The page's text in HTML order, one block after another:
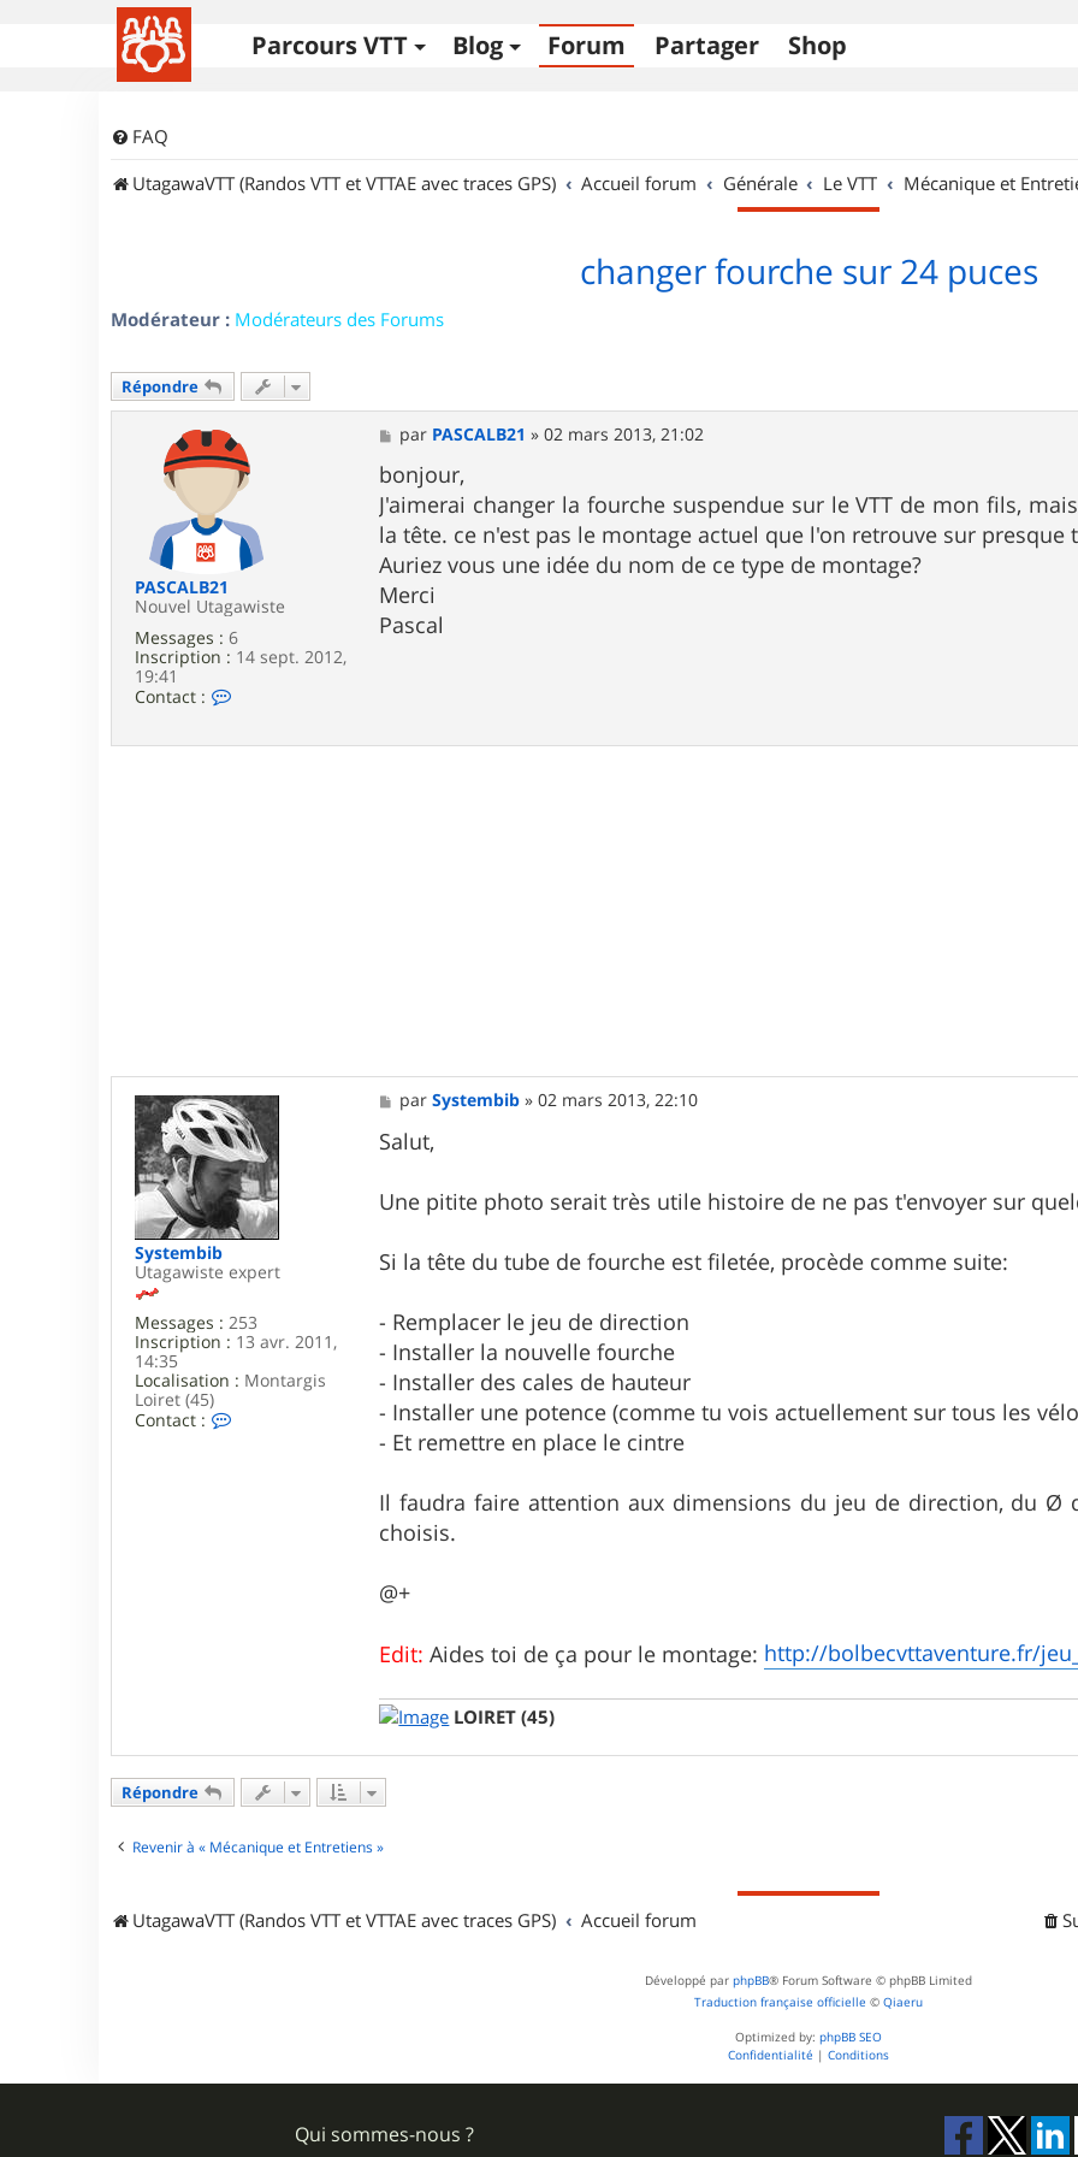
Parcours VTT Blog Forum Partager Shop
FAQ
UtagawaVTT (Randos VTT et VTTAE avec traces GPS)
Accueil forum Générale Le VTT Mécanique et
changer fourche sur 24 puces
Modérateur : Modérateurs des Forums
Répondre
PASCALB21
Nouvel Utagawiste
Messages : 6
Inscription : 14 sept. 2012,
19:41
Contact :
t
M
e
s
s
a
g
e
par PASCALB21 »02 mars 2013, 21:02
bonjour,
J'aimerai changer la fourche suspendue sur le VTT de mon fils,
la tête. ce n'est pas le montage actuel que l'on retrouve sur presque
Auriez vous une idée du nom de ce type de montage?
Merci
Pascal
Systembib
Utagawiste expert
Messages : 253
Inscription : 13 avr. 2011,
14:35
Localisation : Montargis
Loiret (45)
Contact :
M
e
s
s
g
e
parSystembib »02 mars 2013, 22:10
Salut,
Une pitite photo serait très utile histoire de ne pas t'envoyer sur
Si la tête du tube de fourche est filetée, procède comme suite:
- Remplacer le jeu de direction
- Installer la nouvelle fourche
- Installer des cales de hauteur
- Installer une potence (comme tu vois actuellement sur tous les
- Et remettre en place le cintre
Il faudra faire attention aux dimensions du jeu de direction, du Ø
choisis.
@+
Edit: Aides toi de ça pour le montage: http://bolbecvttaventure.fr/
LOIRET (45)
Répondre
Revenir à « Mécanique et Entretiens »
UtagawaVTT (Randos VTT et VTTAE avec traces GPS) Accueil forum
Développé par phpBB® Forum Software © phpBB Limited
Traduction française officielle © Qiaeru
Optimized by: phpBB SEO
Confidentialité | Conditions
Qui sommes-nous ?